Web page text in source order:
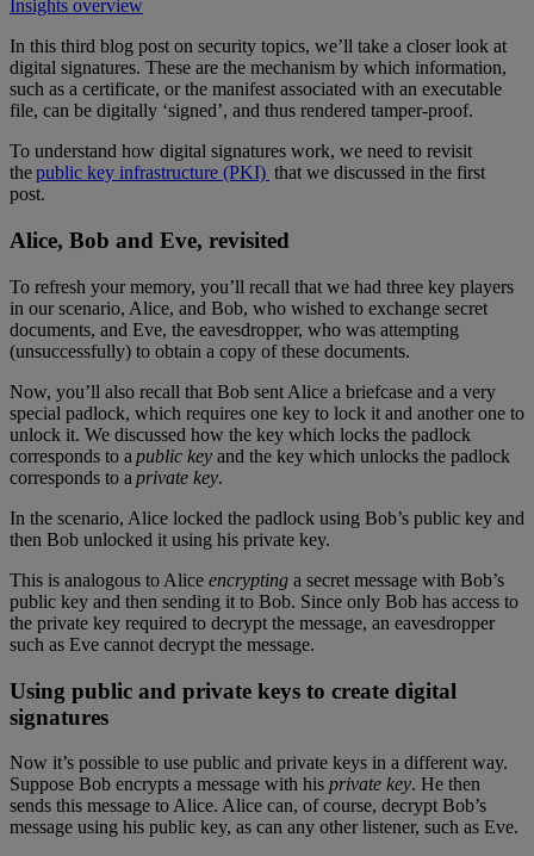
Insights overview
In this third blog post on security topics, we’ll take a closer look at
digital signatures. These are the mechanism by which information,
such as a certificate, or the manifest associated with an executable
file, can be digitally ‘signed’, and thus rendered tamper-proof.
To understand how digital signatures work, we need to revisit
thepublic key infrastructure (PKI) that we discussed in the first
post.
Alice, Bob and Eve, revisited
To refresh your memory, you’ll recall that we had three key players
in our scenario, Alice, and Bob, who wished to exchange secret
documents, and Eve, the eavesdropper, who was attempting
(unsuccessfully) to obtain a copy of these documents.
Now, you’ll also recall that Bob sent Alice a briefcase and a very
special padlock, which requires one key to lock it and another one to
unlock it. We discussed how the key which locks the padlock
corresponds to a public key and the key which unlocks the padlock
corresponds to a private key.
In the scenario, Alice locked the padlock using Bob’s public key and
then Bob unlocked it using his private key.
This is analogous to Alice encrypting a secret message with Bob’s
public key and then sending it to Bob. Since only Bob has access to
the private key required to decrypt the message, an eavesdropper
such as Eve cannot decrypt the message.
Using public and private keys to create digital
signatures
Now it’s possible to use public and private keys in a different way.
Suppose Bob encrypts a message with his private key. He then
sends this message to Alice. Alice can, of course, decrypt Bob’s
message using his public key, as can any other listener, such as Eve.